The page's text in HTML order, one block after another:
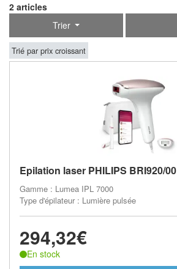
2 articles
Trier
Trié par prix croissant
Epilation laser PHILIPS BRI920/00
Gamme : Lumea IPL 7000
Type d'épilateur : Lumière pulsée
294,32€
En stock